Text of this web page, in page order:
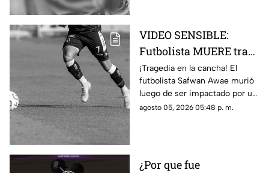
VIDEO SENSIBLE:
Futbolista MUERE tras
ser impactado por un
rayo en pleno partido;
así ocurrió
¡Tragedia en la cancha! El
futbolista Safwan Awae murió
luego de ser impactado por un
rayo. Conoce los detalles.
agosto 05, 2026 05:48 p. m.
¿Por que fue